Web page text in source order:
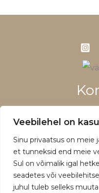
Veebilehel on
Sinu privaatsus on meie
et tunneksid end meie
Sul on võimalik igal
seadetes või
juhul tuleb selleks
+372